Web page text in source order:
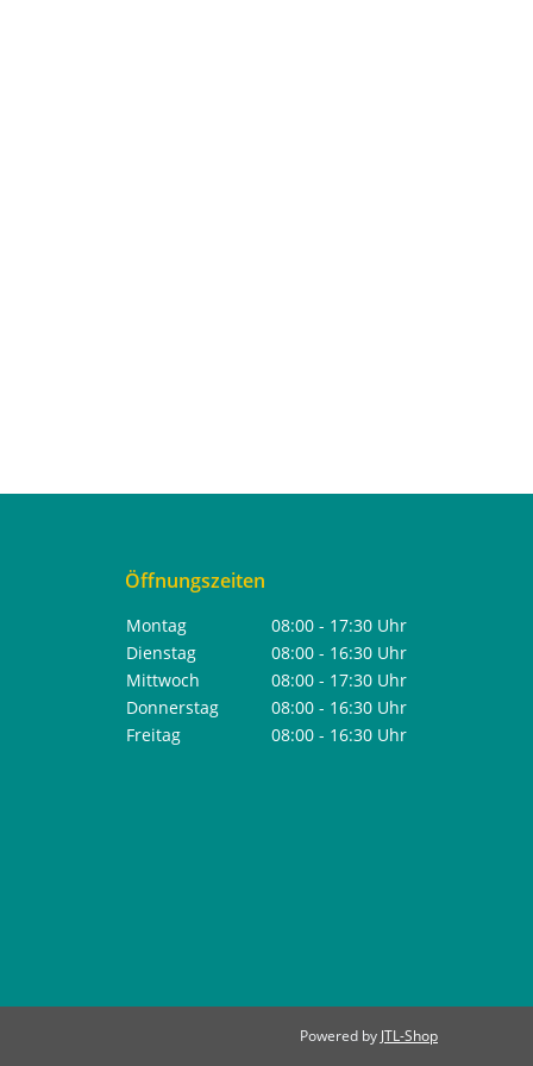
Öffnungszeiten
Montag
08:00 - 17:30 Uhr
Dienstag
08:00 - 16:30 Uhr
Mittwoch
08:00 - 17:30 Uhr
Donnerstag
08:00 - 16:30 Uhr
Freitag
08:00 - 16:30 Uhr
Powered by JTL-Shop